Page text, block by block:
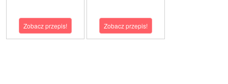
Zobacz przepis! Zobacz przepis!